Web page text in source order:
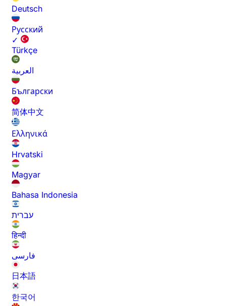
Deutsch
Русский
✓
Türkçe
العربية
Български
简体中文
Ελληνικά
Hrvatski
Magyar
Bahasa Indonesia
עברית
हिन्दी
فارسی
日本語
한국어